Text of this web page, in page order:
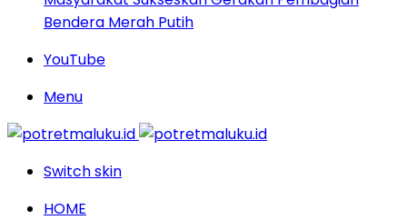
Bendera Merah Putih
YouTube
Menu
Switch skin
HOME